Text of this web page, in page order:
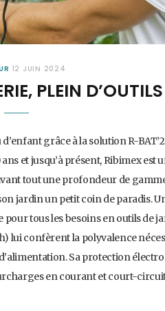
12 JUIN 2024
PLEIN
grâce à la solution R-
et jusqu’à présent, Ribimex est
tout une profondeur de
jardin un petit coin de paradis.
tous les besoins en outils de
lui confèrent la polyvalence
Sa protection
en courant et court-